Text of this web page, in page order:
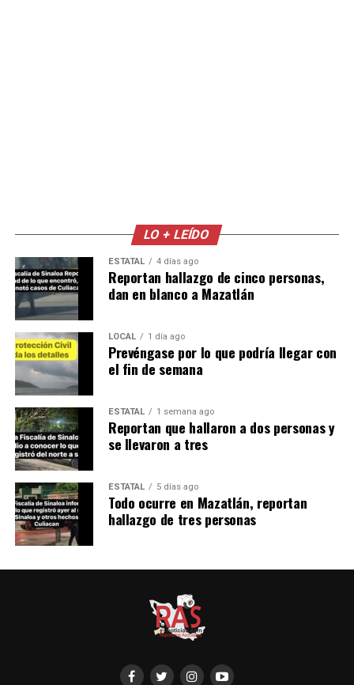
LO + LEÍDO
ESTATAL 4 días ago
Reportan hallazgo de cinco personas,
dan en blanco a Mazatlán
LOCAL 1 día ago
Prevéngase por lo que podría llegar con
el fin de semana
ESTATAL 1 semana ago
Reportan que hallaron a dos personas y
se llevaron a tres
ESTATAL 5 días ago
Todo ocurre en Mazatlán, reportan
hallazgo de tres personas